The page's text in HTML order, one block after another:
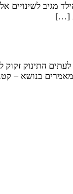
מגיב לשינויים
[…]
התינוק
בנושא –